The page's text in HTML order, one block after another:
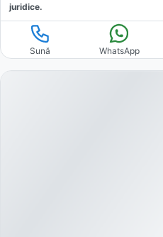
juridice.
Sună WhatsApp